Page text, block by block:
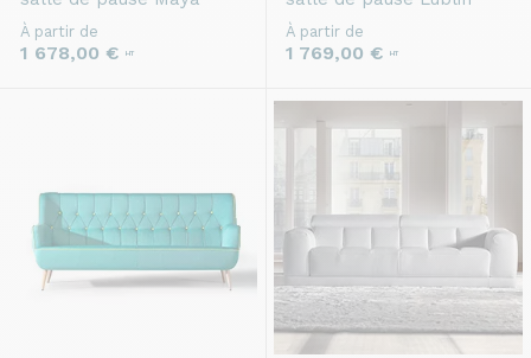
À partir de
1 678,00 € HT
À partir de
1 769,00 € HT